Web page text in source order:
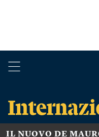
IL NUOVO DE